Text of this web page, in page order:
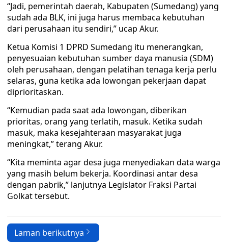
“Jadi, pemerintah daerah, Kabupaten (Sumedang) yang
sudah ada BLK, ini juga harus membaca kebutuhan
dari perusahaan itu sendiri,” ucap Akur.
Ketua Komisi 1 DPRD Sumedang itu menerangkan,
penyesuaian kebutuhan sumber daya manusia (SDM)
oleh perusahaan, dengan pelatihan tenaga kerja perlu
selaras, guna ketika ada lowongan pekerjaan dapat
diprioritaskan.
“Kemudian pada saat ada lowongan, diberikan
prioritas, orang yang terlatih, masuk. Ketika sudah
masuk, maka kesejahteraan masyarakat juga
meningkat,” terang Akur.
“Kita meminta agar desa juga menyediakan data warga
yang masih belum bekerja. Koordinasi antar desa
dengan pabrik,” lanjutnya Legislator Fraksi Partai
Golkat tersebut.
Laman berikutnya